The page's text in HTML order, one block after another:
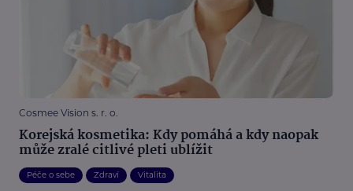
Cosmee Vision s. r. o.
Korejská kosmetika: Kdy pomáhá a kdy naopak
může zralé citlivé pleti ublížit
Péče o sebe Zdraví Vitalita